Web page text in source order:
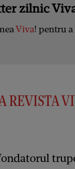
zilnic
Viva! pentru
REVISTA